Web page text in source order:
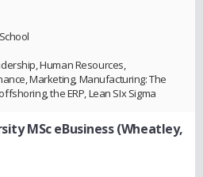
Human Resources,
Marketing, Manufacturing: The
the ERP, Lean SIx Sigma
MSc eBusiness (Wheatley,